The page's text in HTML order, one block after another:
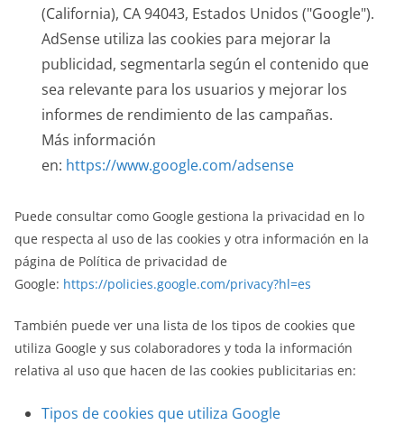
(California), CA 94043, Estados Unidos ("Google").
AdSense utiliza las cookies para mejorar la
publicidad, segmentarla según el contenido que
sea relevante para los usuarios y mejorar los
informes de rendimiento de las campañas.
Más información
en: https://www.google.com/adsense
Puede consultar como Google gestiona la privacidad en lo
que respecta al uso de las cookies y otra información en la
página de Política de privacidad de
Google: https://policies.google.com/privacy?hl=es
También puede ver una lista de los tipos de cookies que
utiliza Google y sus colaboradores y toda la información
relativa al uso que hacen de las cookies publicitarias en:
Tipos de cookies que utiliza Google